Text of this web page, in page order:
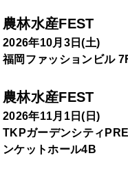
農林水産FEST
2026年10月3日(土)
福岡ファッションビル
農林水産FEST
2026年11月1日(日)
TKPガーデンシティ
ンケットホール4B